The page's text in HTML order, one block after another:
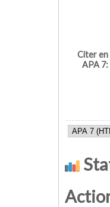
Citer en
APA 7: